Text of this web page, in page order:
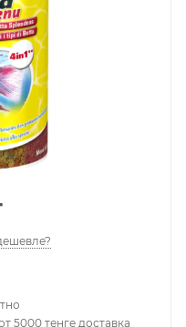
5000 тенге доставка